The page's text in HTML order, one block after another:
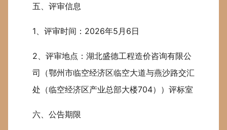
五、评审信息
1、评审时间：2026年5月6日
2、评审地点：湖北盛德工程造价咨询有限公
司（鄂州市临空经济区临空大道与燕沙路交汇
处（临空经济区产业总部大楼704））评标室
六、公告期限